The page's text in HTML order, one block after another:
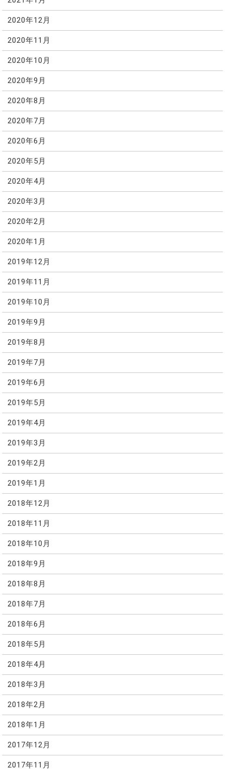
2020年12月
2020年11月
2020年10月
2020年9月
2020年8月
2020年7月
2020年6月
2020年5月
2020年4月
2020年3月
2020年2月
2020年1月
2019年12月
2019年11月
2019年10月
2019年9月
2019年8月
2019年7月
2019年6月
2019年5月
2019年4月
2019年3月
2019年2月
2019年1月
2018年12月
2018年11月
2018年10月
2018年9月
2018年8月
2018年7月
2018年6月
2018年5月
2018年4月
2018年3月
2018年2月
2018年1月
2017年12月
2017年11月